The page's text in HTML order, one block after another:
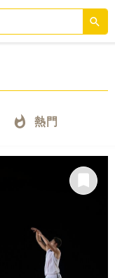
熱門